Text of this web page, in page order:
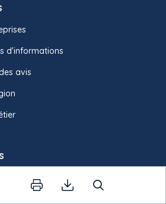
d'informations
avis
Publique